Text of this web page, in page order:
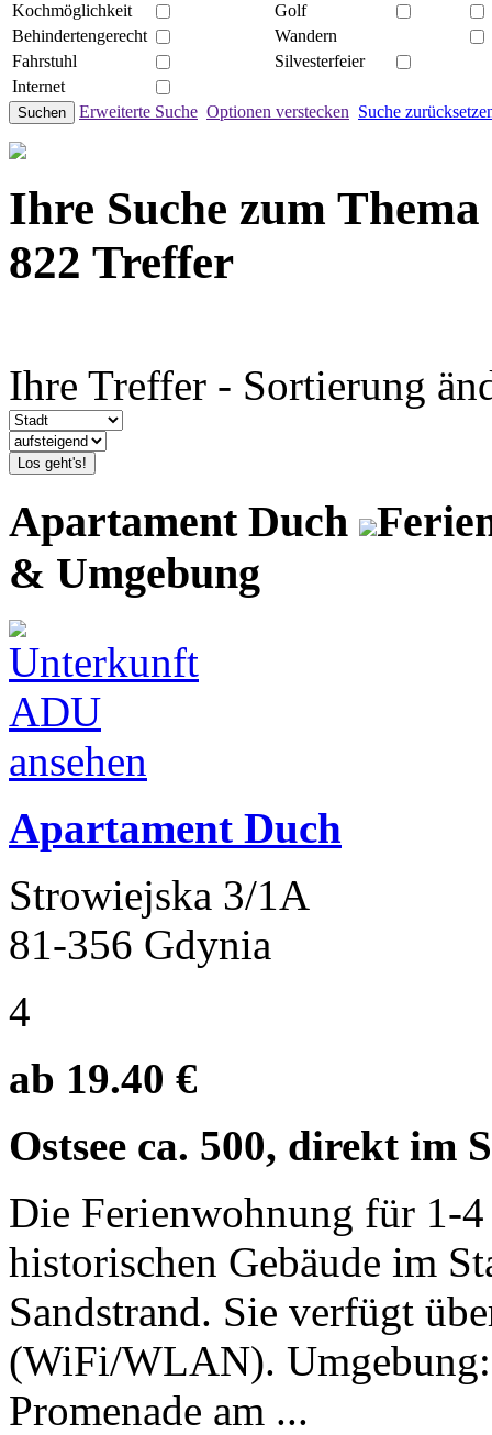
Kochmöglichkeit
Golf
Behindertengerecht
Wandern
Fahrstuhl
Silvesterfeier
Internet
Suchen Erweiterte Suche Optionen verstecken Suche
Ihre Suche zum
822 Treffer
Ihre Treffer - Sortierung
Los geht's!
Apartament Duch
& Umgebung
Apartament Duch
Strowiejska 3/1A
81-356 Gdynia
4
ab 19.40 €
Ostsee ca. 500, direkt im
Die Ferienwohnung für 1-
historischen Gebäude im
Sandstrand. Sie verfügt
(WiFi/WLAN). Umgebung:
Promenade am ...